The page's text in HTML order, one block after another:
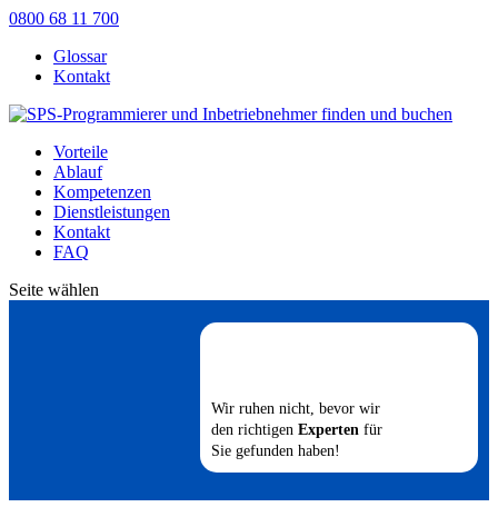
0800 68 11 700
Glossar
Kontakt
Vorteile
Ablauf
Kompetenzen
Dienstleistungen
Kontakt
FAQ
Seite wählen
Wir ruhen nicht, bevor wir
den richtigen Experten für
Sie gefunden haben!